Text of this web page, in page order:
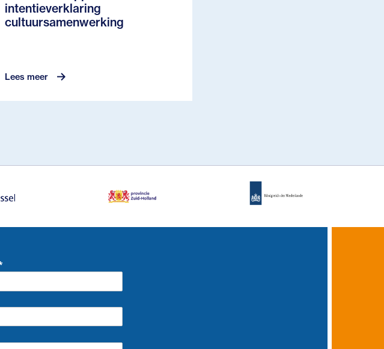
intentieverklaring
cultuursamenwerking
Lees meer